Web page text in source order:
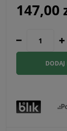
147,00
DODAJ